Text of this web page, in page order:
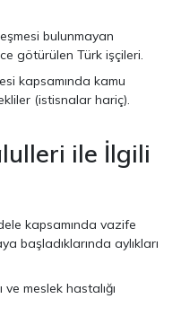
bulunmayan
götürülen Türk işçileri.
kapsamında kamu
(istisnalar hariç).
ile İlgili
kapsamında vazife
başladıklarında aylıkları
meslek hastalığı